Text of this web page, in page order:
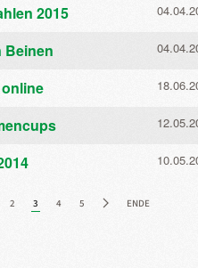
2015
Beinen
2 3 4 5 ENDE